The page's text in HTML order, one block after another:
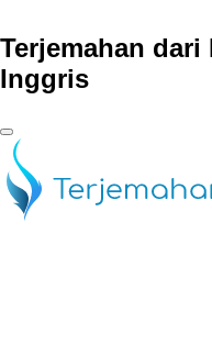
Terjemahan dari
Inggris